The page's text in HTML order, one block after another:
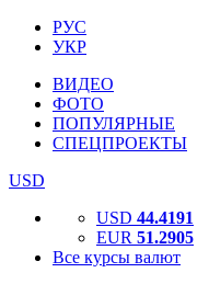
РУС
УКР
ВИДЕО
ФОТО
ПОПУЛЯРНЫЕ
СПЕЦПРОЕКТЫ
USD
USD 44.4191
EUR 51.2905
Все курсы валют